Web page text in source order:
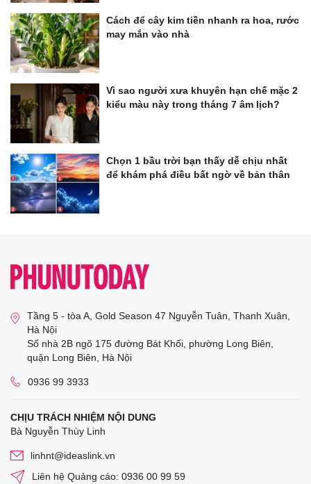
Cách để cây kim tiền nhanh ra hoa, rước
may mắn vào nhà
Vì sao người xưa khuyên hạn chế mặc 2
kiểu màu này trong tháng 7 âm lịch?
Chọn 1 bầu trời bạn thấy dễ chịu nhất
để khám phá điều bất ngờ về bản thân
Tầng 5 - tòa A, Gold Season 47 Nguyễn Tuân, Thanh Xuân,
Hà Nội
Số nhà 2B ngõ 175 đường Bát Khối, phường Long Biên,
quận Long Biên, Hà Nội
0936 99 3933
CHỊU TRÁCH NHIỆM NỘI DUNG
Bà Nguyễn Thùy Linh
linhnt@ideaslink.vn
Liên hệ Quảng cáo: 0936 00 99 59